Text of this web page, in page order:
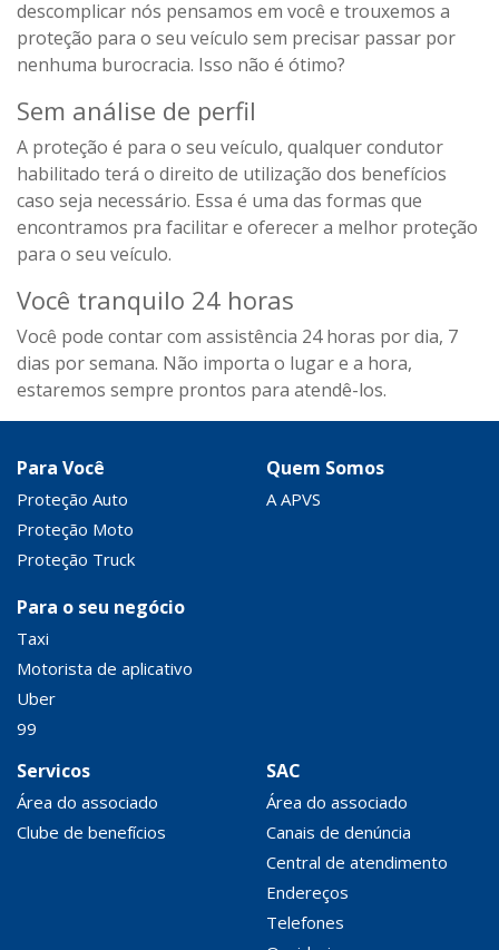
descomplicar nós pensamos em você e trouxemos a
proteção para o seu veículo sem precisar passar por
nenhuma burocracia. Isso não é ótimo?
Sem análise de perfil
A proteção é para o seu veículo, qualquer condutor
habilitado terá o direito de utilização dos benefícios
caso seja necessário. Essa é uma das formas que
encontramos pra facilitar e oferecer a melhor proteção
para o seu veículo.
Você tranquilo 24 horas
Você pode contar com assistência 24 horas por dia, 7
dias por semana. Não importa o lugar e a hora,
estaremos sempre prontos para atendê-los.
Para Você
Proteção Auto
Proteção Moto
Proteção Truck
Para o seu negócio
Taxi
Motorista de aplicativo
Uber
99
Quem Somos
A APVS
Servicos
Área do associado
Clube de benefícios
SAC
Área do associado
Canais de denúncia
Central de atendimento
Endereços
Telefones